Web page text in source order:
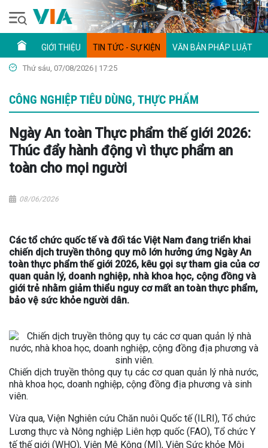
GIỚI THIỆU TIN TỨC - SỰ KIỆN VĂN BẢN PHÁP LUẬT
Thứ sáu, 07/08/2026 | 17:25
CÔNG NGHIỆP TIÊU DÙNG, THỰC PHẨM
Ngày An toàn Thực phẩm thế giới 2026:
Thúc đẩy hành động vì thực phẩm an
toàn cho mọi người
08/06/2026
Các tổ chức quốc tế và đối tác Việt Nam đang triển khai
chiến dịch truyền thông quy mô lớn hưởng ứng Ngày An
toàn thực phẩm thế giới 2026, kêu gọi sự tham gia của cơ
quan quản lý, doanh nghiệp, nhà khoa học, cộng đồng và
giới trẻ nhằm giảm thiểu nguy cơ mất an toàn thực phẩm,
bảo vệ sức khỏe người dân.
Chiến dịch truyền thông quy tụ các cơ quan quản lý nhà nước,
nhà khoa học, doanh nghiệp, cộng đồng địa phương và sinh
viên.
Vừa qua, Viện Nghiên cứu Chăn nuôi Quốc tế (ILRI), Tổ chức
Lương thực và Nông nghiệp Liên hợp quốc (FAO), Tổ chức Y
tế thế giới (WHO), Viện Mê Kông (MI), Viện Sức khỏe Môi